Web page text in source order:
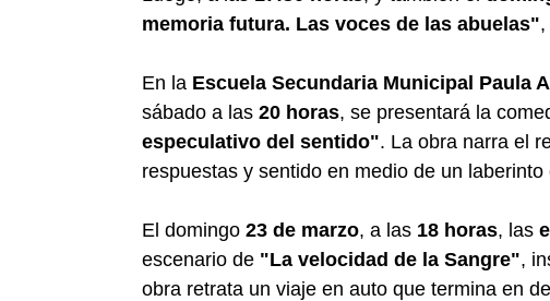
memoria futura. Las voces de las abuelas"
En la Escuela Secundaria Municipal Paula
sábado a las 20 horas, se presentará la
especulativo del sentido". La obra narra el
respuestas y sentido en medio de un laberinto
El domingo 23 de marzo, a las 18 horas, las
escenario de "La velocidad de la Sangre",
obra retrata un viaje en auto que termina en